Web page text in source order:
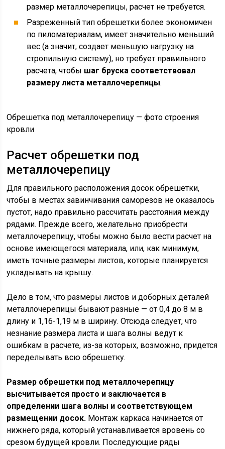
размер металлочерепицы, расчет не требуется.
Разреженный тип обрешетки более экономичен
по пиломатериалам, имеет значительно меньший
вес (а значит, создает меньшую нагрузку на
стропильную систему), но требует правильного
расчета, чтобы шаг бруска соответствовал
размеру листа металлочерепицы.
Обрешетка под металлочерепицу — фото строения
кровли
Расчет обрешетки под
металлочерепицу
Для правильного расположения досок обрешетки,
чтобы в местах завинчивания саморезов не оказалось
пустот, надо правильно рассчитать расстояния между
рядами. Прежде всего,желательно приобрести
металлочерепицу, чтобы можно было вести расчет на
основе имеющегося материала, или, как минимум,
иметь точные размеры листов, которые планируется
укладывать на крышу.
Дело в том, что размеры листов и доборных деталей
металлочерепицы бывают разные — от 0,4 до 8 м в
длину и 1,16-1,19 м в ширину. Отсюда следует, что
незнание размера листа и шага волны ведут к
ошибкам в расчете, из-за которых, возможно, придется
переделывать всю обрешетку.
Размер обрешетки под металлочерепицу
высчитывается просто и заключается в
определении шага волны и соответствующем
размещении досок. Монтаж каркаса начинается от
нижнего ряда, который устанавливается вровень со
срезом будущей кровли. Последующие ряды